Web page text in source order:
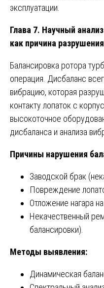
эксплуатации.
Глава 7. Научный
как причина разрушения
Балансировка ротора
операция. Дисбаланс
вибрацию, которая
контакту лопаток с
высокоточное
дисбаланса и анализа
Причины нарушения
Заводской брак
Повреждение
Отложение нагара
Некачественный
балансировки).
Методы выявления:
Динамическая